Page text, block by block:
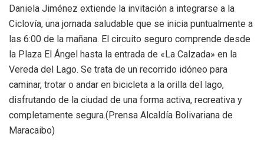
Daniela Jiménez extiende la invitación a integrarse a la
Ciclovía, una jornada saludable que se inicia puntualmente a
las 6:00 de la mañana. El circuito seguro comprende desde
la Plaza El Ángel hasta la entrada de «La Calzada» en la
Vereda del Lago. Se trata de un recorrido idóneo para
caminar, trotar o andar en bicicleta a la orilla del lago,
disfrutando de la ciudad de una forma activa, recreativa y
completamente segura.(Prensa Alcaldía Bolivariana de
Maracaibo)